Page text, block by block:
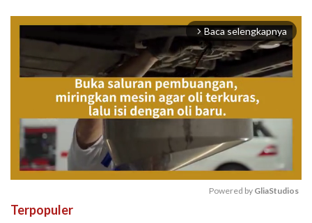
arrow_forward_ios Baca selengkapnya
Powered by GliaStudios
Terpopuler